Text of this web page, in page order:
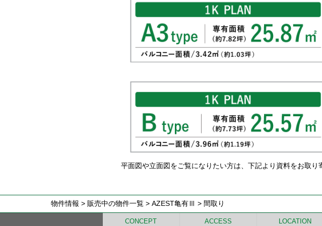
平面図や立面図をご覧になりたい方は、下記より資料をお取り
物件情報 > 販売中の物件一覧> AZEST亀有Ⅲ > 間取り
CONCEPT ACCESS LOCATION